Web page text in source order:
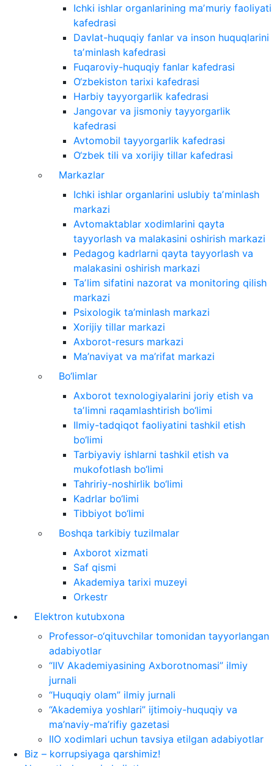
Ichki ishlar organlarining maʼmuriy faoliyati
kafedrasi
Davlat-huquqiy fanlar va inson huquqlarini
taʼminlash kafedrasi
Fuqaroviy-huquqiy fanlar kafedrasi
O‘zbekiston tarixi kafedrasi
Harbiy tayyorgarlik kafedrasi
Jangovar va jismoniy tayyorgarlik
kafedrasi
Avtomobil tayyorgarlik kafedrasi
O‘zbek tili va xorijiy tillar kafedrasi
Markazlar
Ichki ishlar organlarini uslubiy taʼminlash
markazi
Avtomaktablar xodimlarini qayta
tayyorlash va malakasini oshirish markazi
Pedagog kadrlarni qayta tayyorlash va
malakasini oshirish markazi
Taʼlim sifatini nazorat va monitoring qilish
markazi
Psixologik ta’minlash markazi
Xorijiy tillar markazi
Axborot-resurs markazi
Ma’naviyat va ma’rifat markazi
Bo‘limlar
Axborot texnologiyalarini joriy etish va
taʼlimni raqamlashtirish bo‘limi
Ilmiy-tadqiqot faoliyatini tashkil etish
bo‘limi
Tarbiyaviy ishlarni tashkil etish va
mukofotlash bo‘limi
Tahririy-noshirlik bo‘limi
Kadrlar bo‘limi
Tibbiyot bo‘limi
Boshqa tarkibiy tuzilmalar
Axborot xizmati
Saf qismi
Akademiya tarixi muzeyi
Orkestr
Elektron kutubxona
Professor-o‘qituvchilar tomonidan tayyorlangan
adabiyotlar
“IIV Akademiyasining Axborotnomasi” ilmiy
jurnali
“Huquqiy olam” ilmiy jurnali
“Akademiya yoshlari” ijtimoiy-huquqiy va
ma’naviy-ma’rifiy gazetasi
IIO xodimlari uchun tavsiya etilgan adabiyotlar
Biz – korrupsiyaga qarshimiz!